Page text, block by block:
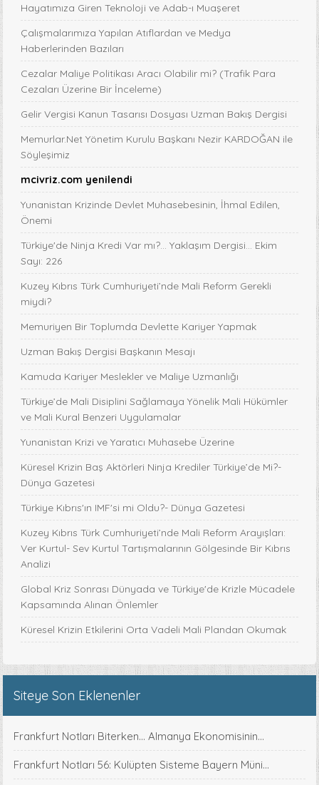
Hayatımıza Giren Teknoloji ve Adab-ı Muaşeret
Çalışmalarımıza Yapılan Atıflardan ve Medya
Haberlerinden Bazıları
Cezalar Maliye Politikası Aracı Olabilir mi? (Trafik Para
Cezaları Üzerine Bir İnceleme)
Gelir Vergisi Kanun Tasarısı Dosyası Uzman Bakış Dergisi
Memurlar.Net Yönetim Kurulu Başkanı Nezir KARDOĞAN ile
Söyleşimiz
mcivriz.com yenilendi
Yunanistan Krizinde Devlet Muhasebesinin, İhmal Edilen,
Önemi
Türkiye'de Ninja Kredi Var mı?... Yaklaşım Dergisi... Ekim
Sayı: 226
Kuzey Kıbrıs Türk Cumhuriyeti’nde Mali Reform Gerekli
miydi?
Memuriyen Bir Toplumda Devlette Kariyer Yapmak
Uzman Bakış Dergisi Başkanın Mesajı
Kamuda Kariyer Meslekler ve Maliye Uzmanlığı
Türkiye’de Mali Disiplini Sağlamaya Yönelik Mali Hükümler
ve Mali Kural Benzeri Uygulamalar
Yunanistan Krizi ve Yaratıcı Muhasebe Üzerine
Küresel Krizin Baş Aktörleri Ninja Krediler Türkiye’de Mi?-
Dünya Gazetesi
Türkiye Kıbrıs'ın IMF'si mi Oldu?- Dünya Gazetesi
Kuzey Kıbrıs Türk Cumhuriyeti’nde Mali Reform Arayışları:
Ver Kurtul- Sev Kurtul Tartışmalarının Gölgesinde Bir Kıbrıs
Analizi
Global Kriz Sonrası Dünyada ve Türkiye'de Krizle Mücadele
Kapsamında Alınan Önlemler
Küresel Krizin Etkilerini Orta Vadeli Mali Plandan Okumak
Siteye Son Eklenenler
Frankfurt Notları Biterken... Almanya Ekonomisinin...
Frankfurt Notları 56: Kulüpten Sisteme Bayern Müni...